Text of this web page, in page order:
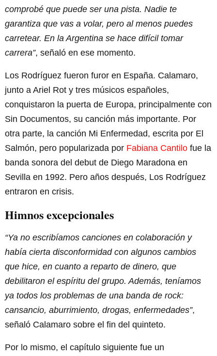
comprobé que puede ser una pista. Nadie te
garantiza que vas a volar, pero al menos puedes
carretear. En la Argentina se hace difícil tomar
carrera”, señaló en ese momento.
Los Rodríguez fueron furor en España. Calamaro,
junto a Ariel Rot y tres músicos españoles,
conquistaron la puerta de Europa, principalmente con
Sin Documentos, su canción más importante. Por
otra parte, la canción Mi Enfermedad, escrita por El
Salmón, pero popularizada por Fabiana Cantilo fue la
banda sonora del debut de Diego Maradona en
Sevilla en 1992. Pero años después, Los Rodríguez
entraron en crisis.
Himnos excepcionales
“Ya no escribíamos canciones en colaboración y
había cierta disconformidad con algunos cambios
que hice, en cuanto a reparto de dinero, que
debilitaron el espíritu del grupo. Además, teníamos
ya todos los problemas de una banda de rock:
cansancio, aburrimiento, drogas, enfermedades”,
señaló Calamaro sobre el fin del quinteto.
Por lo mismo, el capítulo siguiente fue un